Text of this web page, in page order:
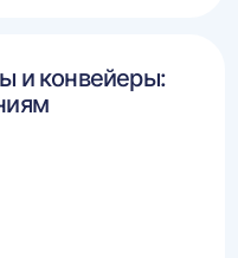
и конвейеры: